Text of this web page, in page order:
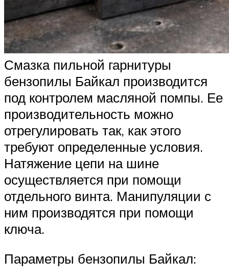
Смазка пильной гарнитуры
бензопилы Байкал производится
под контролем масляной помпы. Ее
производительность можно
отрегулировать так, как этого
требуют определенные условия.
Натяжение цепи на шине
осуществляется при помощи
отдельного винта. Манипуляции с
ним производятся при помощи
ключа.
Параметры бензопилы Байкал: